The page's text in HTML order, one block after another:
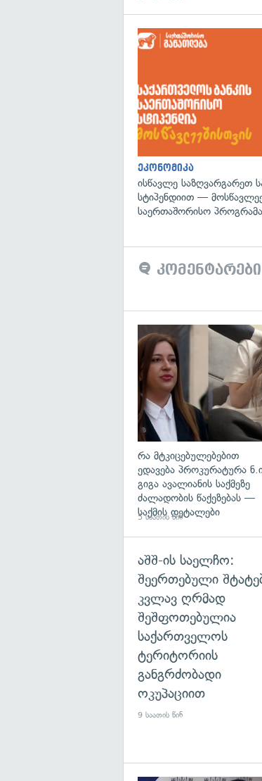
ეკონომიკა
ისწავლე საზღვარგარეთ
სტიპენდიით —
საერთაშორისო
კომენტარები
რა მტკიცებულებებით
ედავება პროკურატურა
გიგა ავალიანის საქმეზე
ძალადობის წაქეზებას —
საქმის დეტალები
5 საათის წინ
აშშ-ის საელჩო:
შეერთებული
კვლავ ღრმად
შეშფოთებულია
საქართველოს
ტერიტორიის
განგრძობადი
ოკუპაციით
9 საათის წინ